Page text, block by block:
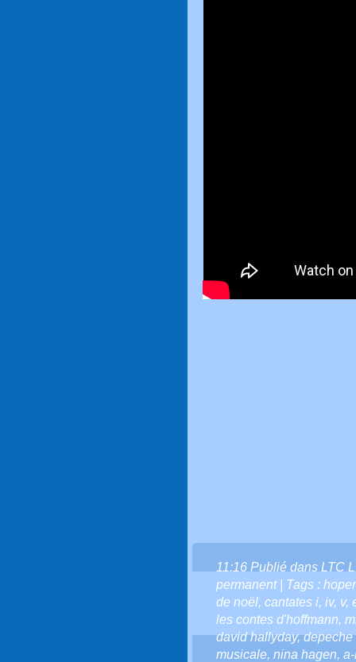
11:16 Publié dans LTC
permanent| Tags :
de noël, cantates i, iv, v,
les contes d'hoffmann,
david hallyday,depeche
musicale, nina hagen,